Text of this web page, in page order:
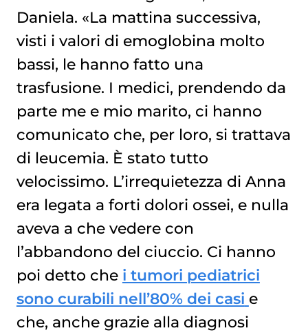
Daniela. «La mattina successiva,
visti i valori di emoglobina molto
bassi, le hanno fatto una
trasfusione. I medici, prendendo da
parte me e mio marito, ci hanno
comunicato che, per loro, si trattava
di leucemia. È stato tutto
velocissimo. L’irrequietezza di Anna
era legata a forti dolori ossei, e nulla
aveva a che vedere con
l’abbandono del ciuccio. Ci hanno
poi detto che i tumori pediatrici
sono curabili nell’80% dei casi e
che, anche grazie alla diagnosi